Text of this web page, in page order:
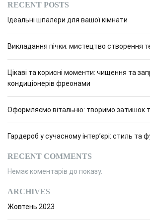
RECENT POSTS
Ідеальні шпалери для вашої кімнати
Викладання пічки: мистецтво створення
Цікаві та корисні моменти: чищення та
кондиціонерів фреонами
Оформляємо вітальню: творимо затишок
Гардероб у сучасному інтер’єрі: стиль та
RECENT COMMENTS
Немає коментарів до показу.
ARCHIVES
Жовтень 2023